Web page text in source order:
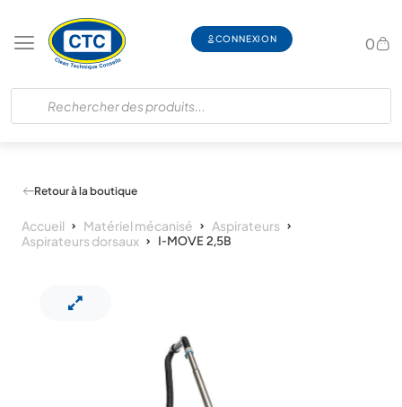
CONNEXION 0
Retour à la boutique
Accueil Matériel mécanisé
Aspirateurs
Aspirateurs dorsaux
I-MOVE 2,5B